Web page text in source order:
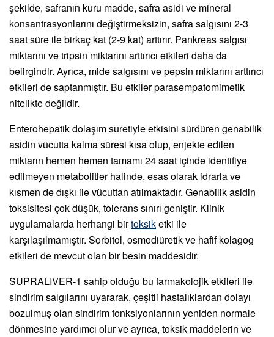
şekilde, safranın kuru madde, safra asidi ve mineral
konsantrasyonlarını değiştirmeksizin, safra salgısını 2-3
saat süre ile birkaç kat (2-9 kat) arttırır. Pankreas salgısı
miktarını ve tripsin miktarını arttırıcı etkileri daha da
belirgindir. Ayrıca, mide salgısını ve pepsin miktarını arttırıcı
etkileri de saptanmıştır. Bu etkiler parasempatomimetik
nitelikte değildir.
Enterohepatik dolaşım suretiyle etkisini sürdüren genabilik
asidin vücutta kalma süresi kısa olup, enjekte edilen
miktarın hemen hemen tamamı 24 saat içinde identifiye
edilmeyen metabolitler halinde, esas olarak idrarla ve
kısmen de dışkı ile vücuttan atılmaktadır. Genabilik asidin
toksisitesi çok düşük, tolerans sınırı geniştir. Klinik
uygulamalarda herhangi birtoksiketki ile
karşılaşılmamıştır. Sorbitol, osmodiüretik ve hafif kolagog
etkileri de mevcut olan bir besin maddesidir.
SUPRALIVER-1 sahip olduğu bu farmakolojik etkileri ile
sindirim salgılarını uyararak, çeşitli hastalıklardan dolayı
bozulmuş olan sindirim fonksiyonlarının yeniden normale
dönmesine yardımcı olur ve ayrıca, toksik maddelerin ve